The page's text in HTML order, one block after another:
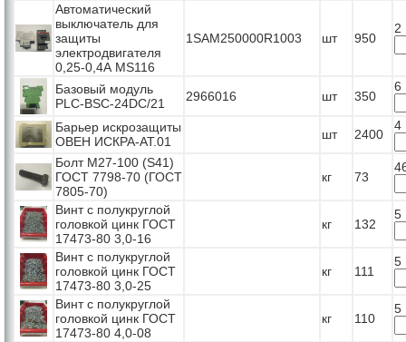
Автоматический
выключатель для
защиты
электродвигателя
0,25-0,4А MS116
1SAM250000R1003 шт 950
2
Базовый модуль
PLC-BSC-24DC/21
2966016 шт 350
6
Барьер искрозащиты
ОВЕН ИСКРА-АТ.01
шт 2400
4
Болт М27-100 (S41)
ГОСТ 7798-70 (ГОСТ
7805-70)
кг 73
Винт с полукруглой
головкой цинк ГОСТ
17473-80 3,0-16
кг 132
5
Винт с полукруглой
головкой цинк ГОСТ
17473-80 3,0-25
кг 111
5
Винт с полукруглой
головкой цинк ГОСТ
17473-80 4,0-08
кг 110
5